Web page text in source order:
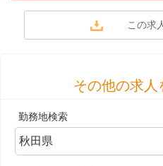
その他の求人
勤務地検索